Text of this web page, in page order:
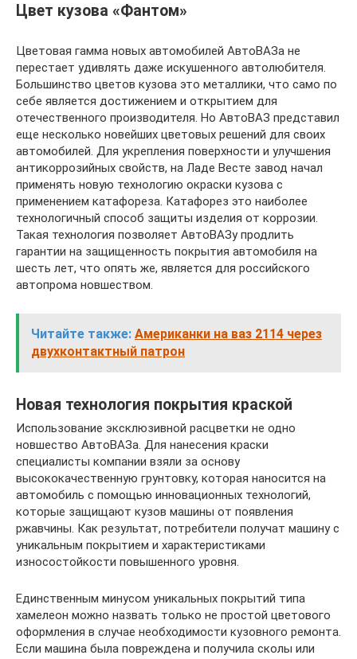
Цвет кузова «Фантом»
Цветовая гамма новых автомобилей АвтоВАЗа не
перестает удивлять даже искушенного автолюбителя.
Большинство цветов кузова это металлики, что само по
себе является достижением и открытием для
отечественного производителя. Но АвтоВАЗ представил
еще несколько новейших цветовых решений для своих
автомобилей. Для укрепления поверхности и улучшения
антикоррозийных свойств, на Ладе Весте завод начал
применять новую технологию окраски кузова с
применением катафореза. Катафорез это наиболее
технологичный способ защиты изделия от коррозии.
Такая технология позволяет АвтоВАЗу продлить
гарантии на защищенность покрытия автомобиля на
шесть лет, что опять же, является для российского
автопрома новшеством.
Читайте также: Американки на ваз 2114 через
двухконтактный патрон
Новая технология покрытия краской
Использование эксклюзивной расцветки не одно
новшество АвтоВАЗа. Для нанесения краски
специалисты компании взяли за основу
высококачественную грунтовку, которая наносится на
автомобиль с помощью инновационных технологий,
которые защищают кузов машины от появления
ржавчины. Как результат, потребители получат машину с
уникальным покрытием и характеристиками
износостойкости повышенного уровня.
Единственным минусом уникальных покрытий типа
хамелеон можно назвать только не простой цветового
оформления в случае необходимости кузовного ремонта.
Если машина была повреждена и получила сколы или